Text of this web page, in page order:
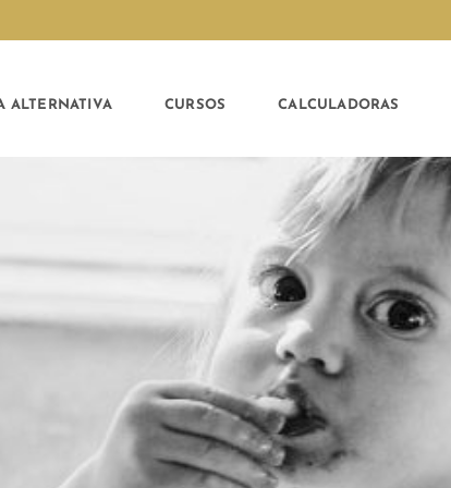
ALTERNATIVA CURSOS CALCULADORAS